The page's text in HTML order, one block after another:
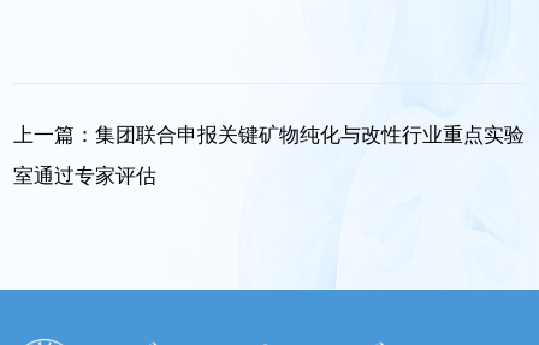
上一篇：集团联合申报关键矿物纯化与改性行业重点实验
室通过专家评估